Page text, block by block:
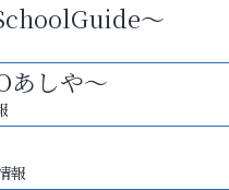
～
あしや～
報